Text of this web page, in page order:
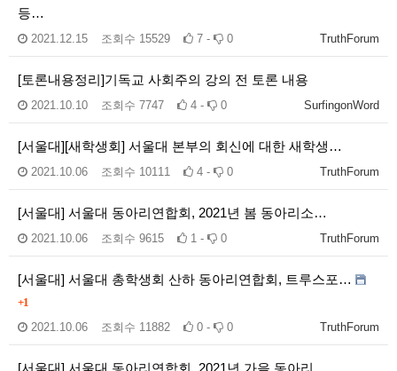
등…
TruthForum
2021.12.15 조회수 15529 7 - 0
[토론내용정리]기독교 사회주의 강의 전 토론 내용
SurfingonWord
2021.10.10 조회수 7747 4 - 0
[서울대][새학생회] 서울대 본부의 회신에 대한 새학생…
TruthForum
2021.10.06 조회수 10111 4 - 0
[서울대] 서울대 동아리연합회, 2021년 봄 동아리소…
TruthForum
2021.10.06 조회수 9615 1 - 0
[서울대] 서울대 총학생회 산하 동아리연합회, 트루스포…
+1
TruthForum
2021.10.06 조회수 11882 0 - 0